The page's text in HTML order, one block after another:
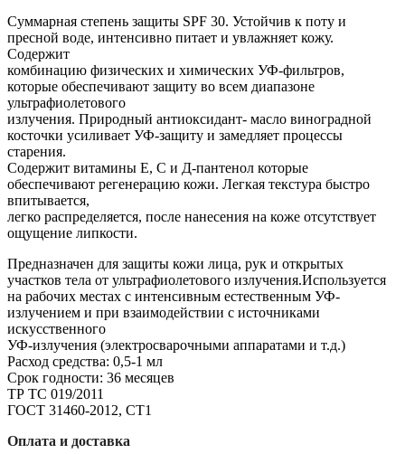
Суммарная степень защиты SPF 30. Устойчив к поту и
пресной воде, интенсивно питает и увлажняет кожу.
Содержит
комбинацию физических и химических УФ-фильтров,
которые обеспечивают защиту во всем диапазоне
ультрафиолетового
излучения. Природный антиоксидант- масло виноградной
косточки усиливает УФ-защиту и замедляет процессы
старения.
Содержит витамины Е, С и Д-пантенол которые
обеспечивают регенерацию кожи. Легкая текстура быстро
впитывается,
легко распределяется, после нанесения на коже отсутствует
ощущение липкости.
Предназначен для защиты кожи лица, рук и открытых
участков тела от ультрафиолетового излучения.Используется
на рабочих местах с интенсивным естественным УФ-
излучением и при взаимодействии с источниками
искусственного
УФ-излучения (электросварочными аппаратами и т.д.)
Расход средства: 0,5-1 мл
Срок годности: 36 месяцев
ТР ТС 019/2011
ГОСТ 31460-2012, СТ1
Оплата и доставка